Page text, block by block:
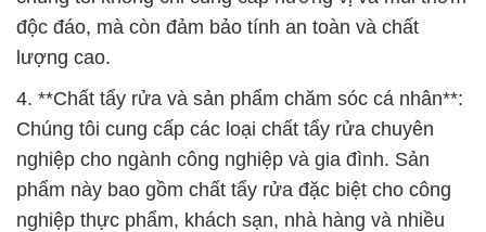
độc đáo, mà còn đảm bảo tính an toàn và chất
lượng cao.
4. **Chất tẩy rửa và sản phẩm chăm sóc cá nhân**:
Chúng tôi cung cấp các loại chất tẩy rửa chuyên
nghiệp cho ngành công nghiệp và gia đình. Sản
phẩm này bao gồm chất tẩy rửa đặc biệt cho công
nghiệp thực phẩm, khách sạn, nhà hàng và nhiều